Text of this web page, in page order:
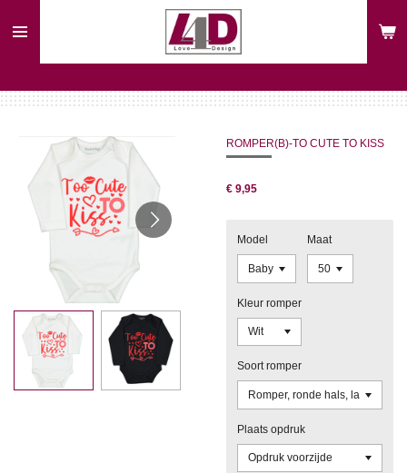
direct
hoofdinhoud
ROMPER(B)-TO CUTE TO KISS
€ 9,95
Model Maat
Kleur romper
Soort romper
Plaats opdruk